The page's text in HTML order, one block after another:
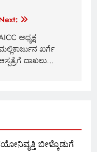
ಅಧ್ಯಕ್ಷ
ಖರ್ಗೆ
ದಾಖಲು…
ಬೀಳ್ಕೊಡುಗೆ